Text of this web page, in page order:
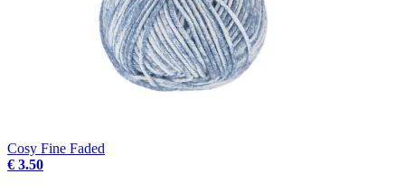
Cosy Fine Faded
€ 3.50